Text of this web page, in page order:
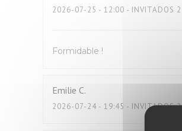
2026-07-25 - 12:00 - INVITADOS 2
Formidable !
Emilie C
2026-07-24 - 19:45 - INVITADOS 2